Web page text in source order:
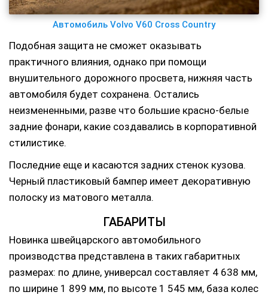
Автомобиль Volvo V60 Cross Country
Подобная защита не сможет оказывать
практичного влияния, однако при помощи
внушительного дорожного просвета, нижняя часть
автомобиля будет сохранена. Остались
неизмененными, разве что большие красно-белые
задние фонари, какие создавались в корпоративной
стилистике.
Последние еще и касаются задних стенок кузова.
Черный пластиковый бампер имеет декоративную
полоску из матового металла.
ГАБАРИТЫ
Новинка швейцарского автомобильного
производства представлена в таких габаритных
размерах: по длине, универсал составляет 4 638 мм,
по ширине 1 899 мм, по высоте 1 545 мм, база колес